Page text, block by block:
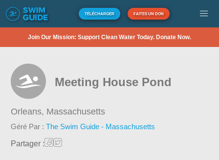
TÉLÉCHARGER FAITES UN DON
Join Our Mission: Support Clean Water Today. Donate Now.
Meeting House Pond
Orleans, Massachusetts
Géré Par :The Swim Guide - Massachusetts
Partager :